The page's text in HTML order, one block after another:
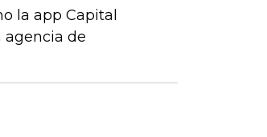
la app Capital
agencia de